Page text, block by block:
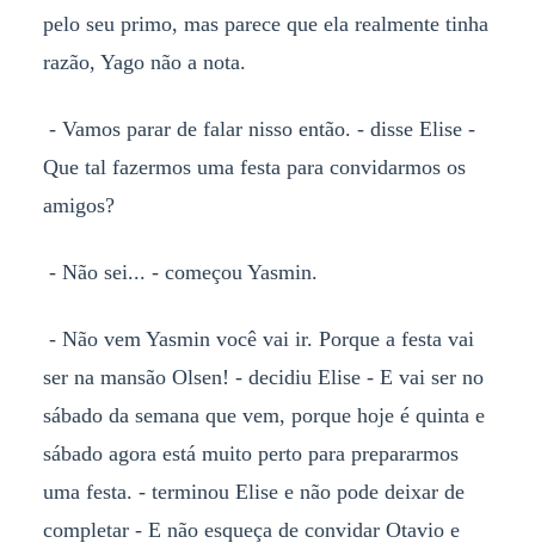
pelo seu primo, mas parece que ela realmente tinha
razão, Yago não a nota.
- Vamos parar de falar nisso então. - disse Elise -
Que tal fazermos uma festa para convidarmos os
amigos?
- Não sei... - começou Yasmin.
- Não vem Yasmin você vai ir. Porque a festa vai
ser na mansão Olsen! - decidiu Elise - E vai ser no
sábado da semana que vem, porque hoje é quinta e
sábado agora está muito perto para prepararmos
uma festa. - terminou Elise e não pode deixar de
completar - E não esqueça de convidar Otavio e